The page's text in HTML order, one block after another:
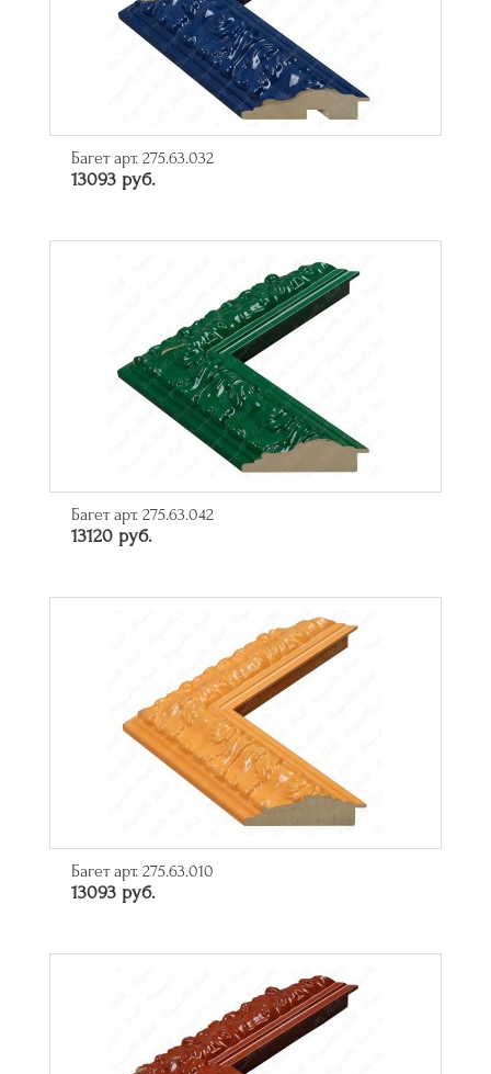
Багет арт. 275.63.032
13093 руб.
Багет арт. 275.63.042
13120 руб.
Багет арт. 275.63.010
13093 руб.